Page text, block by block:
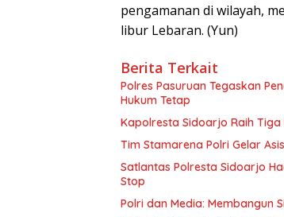
pengamanan di wilayah,
libur Lebaran. (Yun)
Berita Terkait
Polres Pasuruan Tegaskan
Hukum Tetap
Kapolresta Sidoarjo Raih
Tim Stamarena Polri Gelar
Satlantas Polresta Sidoarjo
Stop
Polri dan Media: Membangun